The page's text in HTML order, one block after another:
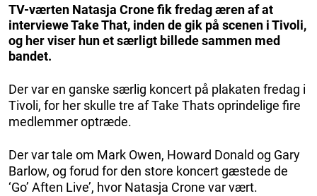
TV-værten Natasja Crone fik fredag æren af at
interviewe Take That, inden de gik på scenen i Tivoli,
og her viser hun et særligt billede sammen med
bandet.
Der var en ganske særlig koncert på plakaten fredag i
Tivoli, for her skulle tre af Take Thats oprindelige fire
medlemmer optræde.
Der var tale om Mark Owen, Howard Donald og Gary
Barlow, og forud for den store koncert gæstede de
‘Go’ Aften Live’, hvor Natasja Crone var vært.